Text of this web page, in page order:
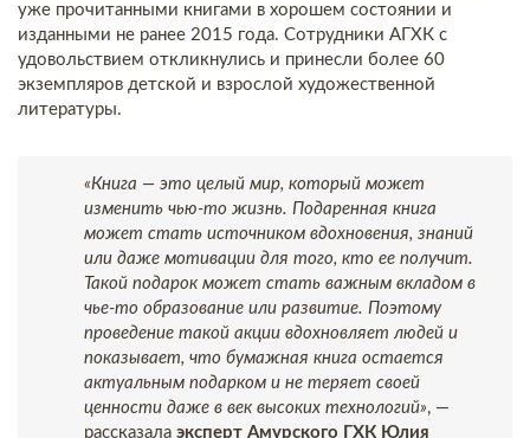
уже прочитанными книгами в хорошем состоянии и
изданными не ранее 2015 года. Сотрудники АГХК с
удовольствием откликнулись и принесли более 60
экземпляров детской и взрослой художественной
литературы.
«Книга — это целый мир, который может
изменить чью-то жизнь. Подаренная книга
может стать источником вдохновения, знаний
или даже мотивации для того, кто ее получит.
Такой подарок может стать важным вкладом в
чье-то образование или развитие. Поэтому
проведение такой акции вдохновляет людей и
показывает, что бумажная книга остается
актуальным подарком и не теряет своей
ценности даже в век высоких технологий», —
рассказала эксперт Амурского ГХК Юлия